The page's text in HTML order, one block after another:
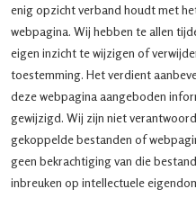
enig opzicht verband houdt met
webpagina. Wij hebben te allen
eigen inzicht te wijzigen of
toestemming. Het verdient
deze webpagina aangeboden
gewijzigd. Wij zijn niet
gekoppelde bestanden of
geen bekrachtiging van die
inbreuken op intellectuele